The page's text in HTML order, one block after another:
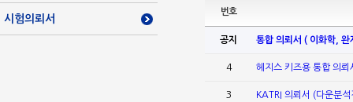
시험의뢰서
번호
공지 통합 의뢰서 ( 이화학,
4 헤지스 키즈용 통합 의
3 KATRI 의뢰서 (다운분